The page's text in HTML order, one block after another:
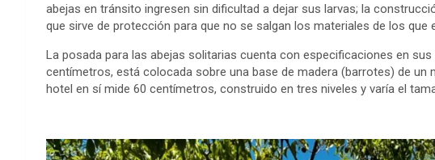
abejas en tránsito ingresen sin dificultad a dejar sus larvas; la
que sirve de protección para que no se salgan los materiales de los que
La posada para las abejas solitarias cuenta con especificaciones en
centímetros, está colocada sobre una base de madera (barrotes) de un
hotel en sí mide 60 centímetros, construido en tres niveles y varía el